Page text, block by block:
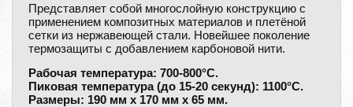
Представляет собой многослойную конструкцию с
применением композитных материалов и плетёной
сетки из нержавеющей стали. Новейшее поколение
термозащиты с добавлением карбоновой нити.
Рабочая температура: 700-800°С.
Пиковая температура (до 15-20 секунд): 1100°С.
Размеры: 190 мм х 170 мм х 65 мм.